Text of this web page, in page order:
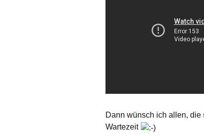
Dann wünsch ich allen,
Wartezeit